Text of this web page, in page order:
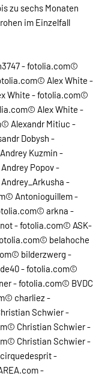
zu sechs Monaten
im Einzelfall
- fotolia.com©
Alex White -
White - fotolia.com©
Alex White -
Alexandr Mitiuc -
Dobysh -
Kuzmin -
Popov -
-
Antonioguillem -
arkna -
- fotolia.com© ASK-
belahoche
bilderzwerg -
- fotolia.com©
- fotolia.com© BVDC
charliez -
Schwier -
Christian Schwier -
Christian Schwier -
-
-